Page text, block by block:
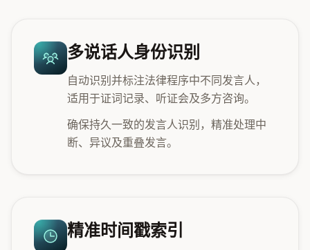
多说话人身份识别
自动识别并标注法律程序中不同发言人，
适用于证词记录、听证会及多方咨询。
确保持久一致的发言人识别，精准处理中
断、异议及重叠发言。
精准时间戳索引